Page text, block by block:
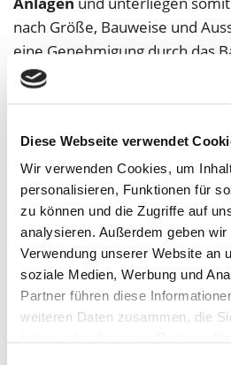
Diese Webseite verwendet
Wir verwenden Cookies, um
personalisieren, Funktionen für
zu können und die Zugriffe auf
analysieren. Außerdem geben
Verwendung unserer Website an
soziale Medien, Werbung und
Partner führen diese
weiteren Daten zusammen, die
nach Größe, Bauweise und
eine Genehmigung durch das
erforderlich werden.
eigenen Garten sind in NRW in
genehmigungsfrei . Dank
fehlenden Ausstattung (z. B.
Kochstellen) sind sie nach
NRW sogarverfahrensfrei:
Landesbauordnung. Vor dem
keine Bauanzeige bei der
Ob eine Baugenehmigung oder